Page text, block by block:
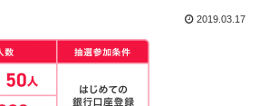
2019.03.17